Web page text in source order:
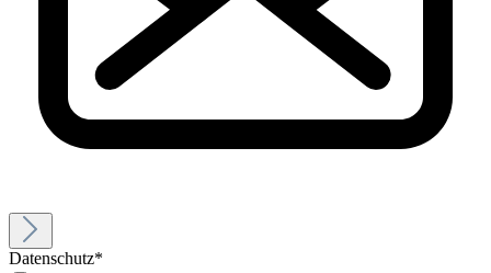
Datenschutz*